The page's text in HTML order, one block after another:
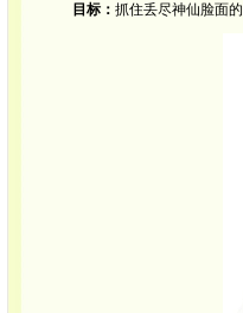
目标： 抓住丢尽神仙脸面